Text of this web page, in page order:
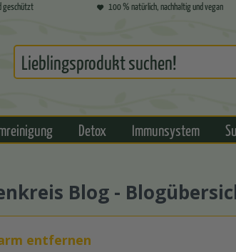
geschützt 100 % natürlich, nachhaltig und vegan
Detox Immunsystem
Blog -
entfernen